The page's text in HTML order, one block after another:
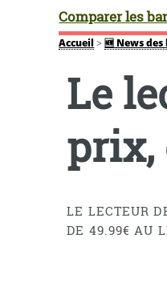
Comparer les
Accueil >🆕 News des
Le
prix,
LE LECTEUR
DE 49.99€ AU